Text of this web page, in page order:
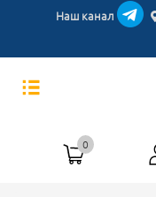
Наш канал
0